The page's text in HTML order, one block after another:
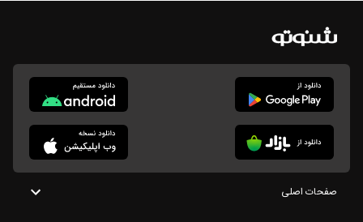
صفحات اصلی